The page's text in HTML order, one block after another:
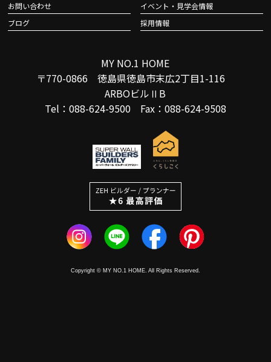
お問い合わせ
イベント・見学会情報
ブログ
採用情報
MY NO.1 HOME
〒770-0866 徳島県徳島市末広2丁目1-116
ARBOビルⅡB
Tel：088-624-9500 Fax：088-624-9508
Copyright © MY NO.1 HOME. All Rights Reserved.